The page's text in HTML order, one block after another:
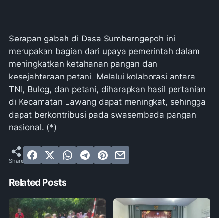
Serapan gabah di Desa Sumberngepoh ini
merupakan bagian dari upaya pemerintah dalam
meningkatkan ketahanan pangan dan
kesejahteraan petani. Melalui kolaborasi antara
TNI, Bulog, dan petani, diharapkan hasil pertanian
di Kecamatan Lawang dapat meningkat, sehingga
dapat berkontribusi pada swasembada pangan
nasional. (*)
Related Posts